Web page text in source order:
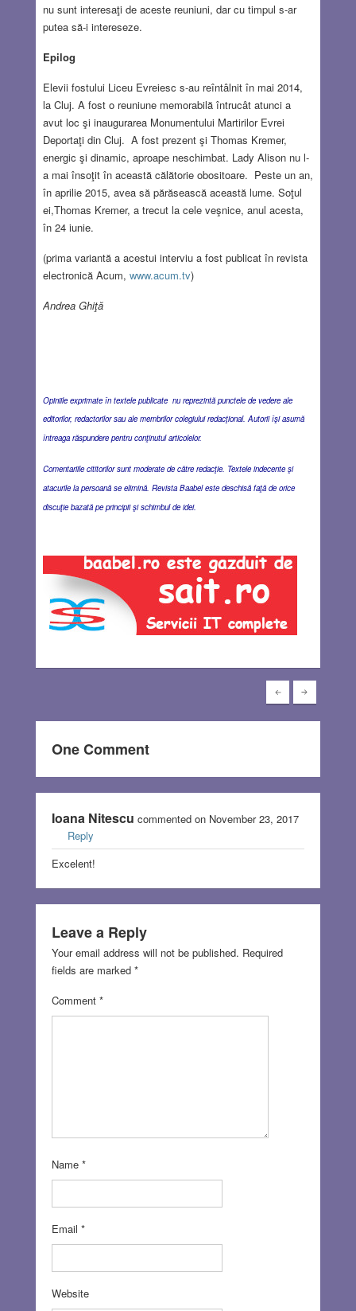
nu sunt interesaţi de aceste reuniuni, dar cu timpul s-ar
putea să-i intereseze.
Epilog
Elevii fostului Liceu Evreiesc s-au reîntâlnit în mai 2014,
la Cluj. A fost o reuniune memorabilă întrucât atunci a
avut loc şi inaugurarea Monumentului Martirilor Evrei
Deportaţi din Cluj. A fost prezent şi Thomas Kremer,
energic şi dinamic, aproape neschimbat. Lady Alison nu l-
a mai însoţit în această călătorie obositoare. Peste un an,
în aprilie 2015, avea să părăsească această lume. Soţul
ei,Thomas Kremer, a trecut la cele veşnice, anul acesta,
în 24 iunie.
(prima variantă a acestui interviu a fost publicat în revista
electronică Acum, www.acum.tv)
Andrea Ghiţă
Opiniile exprimate în textele publicate nu reprezintă punctele de vedere ale
editorilor, redactorilor sau ale membrilor colegiului redacţional. Autorii îşi asumă
întreaga răspundere pentru conţinutul articolelor.
Comentariile cititorilor sunt moderate de către redacţie. Textele indecente şi
atacurile la persoană se elimină. Revista Baabel este deschisă faţă de orice
discuţie bazată pe principii şi schimbul de idei.
One Comment
Ioana Nitescu commented on November 23, 2017
Reply
Excelent!
Leave a Reply
Your email address will not be published. Required
fields are marked *
Comment *
Name *
Email *
Website